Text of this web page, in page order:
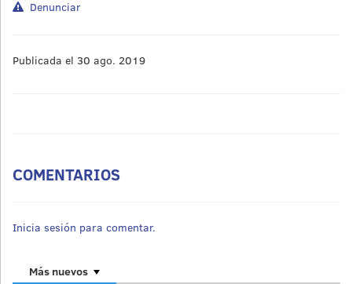
Denunciar
Publicada el 30 ago. 2019
COMENTARIOS
Inicia sesión para comentar.
Más nuevos